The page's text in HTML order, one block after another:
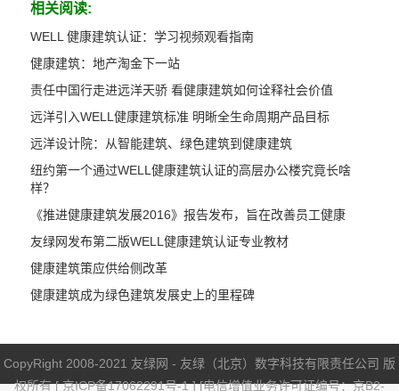
相关阅读:
WELL 健康建筑认证：学习视频观看指南
健康建筑：地产淘金下一站
责任中国行走进远洋天骄 看健康建筑如何诠释社会价值
远洋引入WELL健康建筑标准 明晰全生命周期产品目标
远洋设计院：从智能建筑、绿色建筑到健康建筑
纽约第一个通过WELL健康建筑认证的高层办公楼究竟长啥
样？
《推进健康建筑发展2016》报告发布，旨在改善员工健康
友绿网发布第二版WELL健康建筑认证专业教材
健康建筑策应供给侧改革
健康建筑成为绿色建筑发展史上的里程碑
CopyRight 2008-2021 友绿网 - 友绿（北京）数字科技有限责任公司 版
权所有 [京ICP备17062291号-1] [电信增值业务许可证编号：京B2-